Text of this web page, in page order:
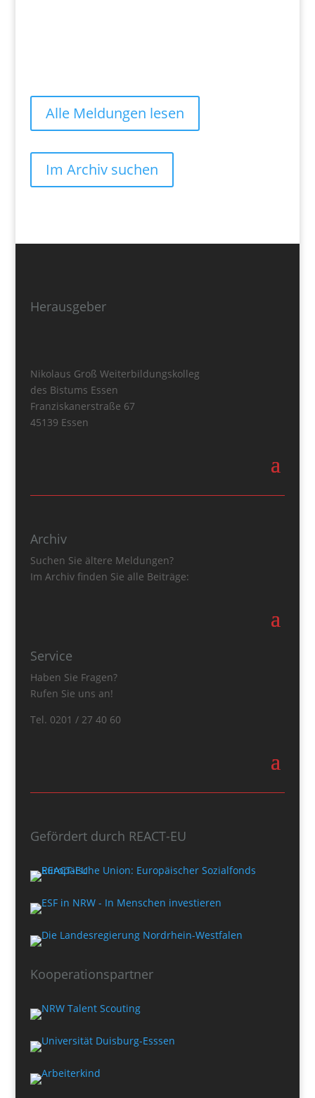
Alle Meldungen lesen
Im Archiv suchen
Herausgeber
Nikolaus Groß Weiterbildungskolleg
des Bistums Essen
Franziskanerstraße 67
45139 Essen
Archiv
Suchen Sie ältere Meldungen?
Im Archiv finden Sie alle Beiträge:
Service
Haben Sie Fragen?
Rufen Sie uns an!
Tel. 0201 / 27 40 60
Gefördert durch REACT-EU
Kooperationspartner